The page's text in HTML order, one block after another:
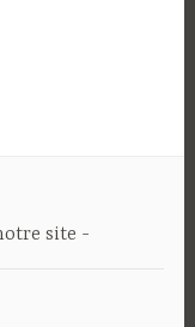
site